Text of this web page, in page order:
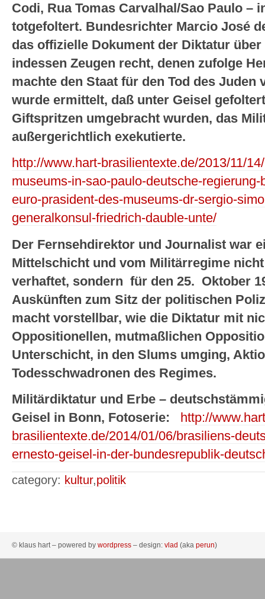
Codi, Rua Tomas Carvalhal/Sao Paulo –
totgefoltert. Bundesrichter Marcio José
das offizielle Dokument der Diktatur über
indessen Zeugen recht, denen zufolge
machte den Staat für den Tod des
wurde ermittelt, daß unter Geisel
Giftspritzen umgebracht wurden, das
außergerichtlich exekutierte.
http://www.hart-brasilientexte.de/2013/11/
museums-in-sao-paulo-deutsche-
euro-prasident-des-museums-dr-sergio-
generalkonsul-friedrich-dauble-unte/
Der Fernsehdirektor und Journalist war
Mittelschicht und vom Militärregime
verhaftet, sondern für den 25. Oktober
Auskünften zum Sitz der politischen
macht vorstellbar, wie die Diktatur mit
Oppositionellen, mutmaßlichen
Unterschicht, in den Slums umging,
Todesschwadronen des Regimes.
Militärdiktatur und Erbe –
Geisel in Bonn, Fotoserie:
http://
brasilientexte.de/2014/01/06/brasiliens-
ernesto-geisel-in-der-bundesrepublik-
category: kultur,politik
© klaus hart – powered by wordpress – design: vlad (aka perun)